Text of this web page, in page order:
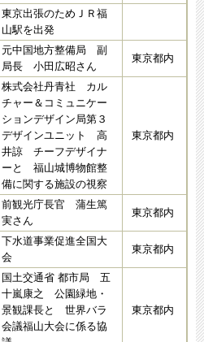
東京出張のためＪＲ福
山駅を出発
元中国地方整備局 副
局長 小田広昭さん
東京都内
株式会社丹青社 カル
チャー＆コミュニケー
ションデザイン局第３
デザインユニット 高
井諒 チーフデザイナ
ーと 福山城博物館整
備に関する施設の視察
東京都内
前観光庁長官 蒲生篤
実さん
東京都内
下水道事業促進全国大
会
東京都内
国土交通省 都市局 五
十嵐康之 公園緑地・
景観課長と 世界バラ
会議福山大会に係る協
東京都内